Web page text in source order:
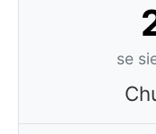
se